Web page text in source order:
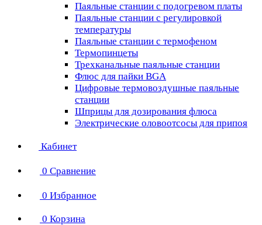
Паяльные станции с подогревом платы
Паяльные станции с регулировкой
температуры
Паяльные станции с термофеном
Термопинцеты
Трехканальные паяльные станции
Флюс для пайки BGA
Цифровые термовоздушные паяльные
станции
Шприцы для дозирования флюса
Электрические оловоотсосы для припоя
Кабинет
0 Сравнение
0 Избранное
0 Корзина